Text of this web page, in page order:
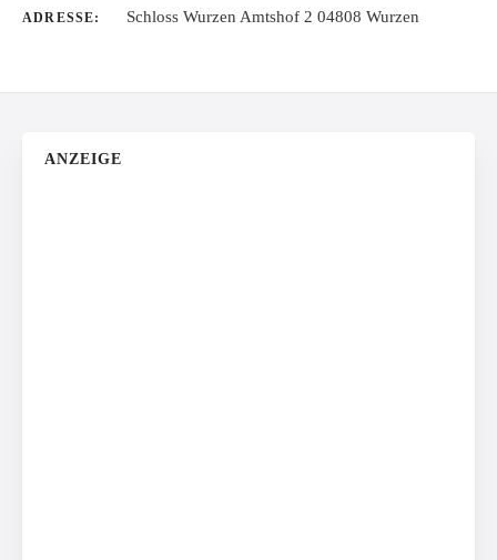
ADRESSE: Schloss Wurzen Amtshof 2 04808 Wurzen
ANZEIGE